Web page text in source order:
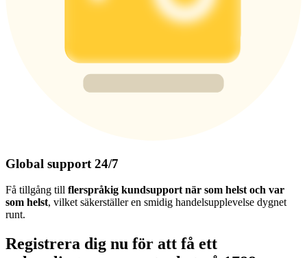
Global support 24/7
Få tillgång till flerspråkig kundsupport när som helst och var
som helst, vilket säkerställer en smidig handelsupplevelse dygnet
runt.
Registrera dig nu för att få ett